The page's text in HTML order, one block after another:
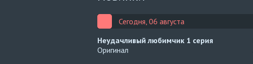
Сегодня, 06 августа
Неудачливый любимчик 1 серия
Оригинал